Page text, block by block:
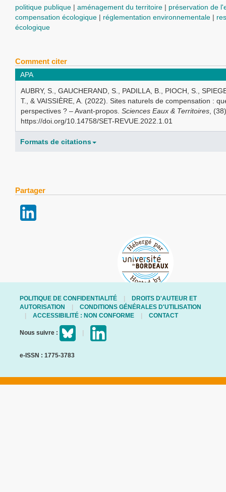
politique publique aménagement du territoire
préservation de
compensation écologique
réglementation environnementale
écologique
Comment citer
APA
AUBRY, S., GAUCHERAND, S., PADILLA, B., PIOCH, S.,
T., & VAISSIÈRE, A. (2022). Sites naturels de compensation :
perspectives ? – Avant-propos. Sciences Eaux & Territoires,
https://doi.org/10.14758/SET-REVUE.2022.1.01
Formats de citations
Partager
POLITIQUE DE CONFIDENTIALITÉ
DROITS D'AUTEUR ET
AUTORISATION
CONDITIONS GÉNÉRALES D'UTILISATION
ACCESSIBILITÉ : NON CONFORME
CONTACT
Nous suivre :
e-ISSN : 1775-3783